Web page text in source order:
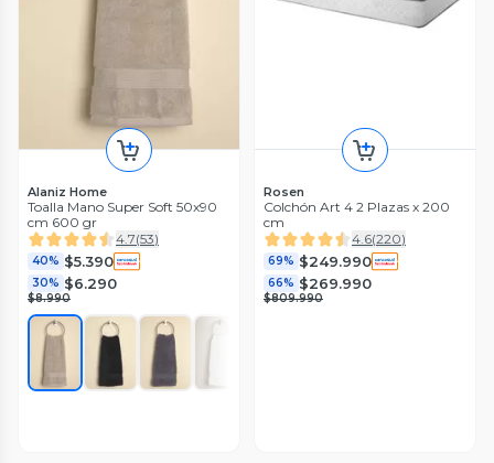
Alaniz Home
Toalla Mano Super Soft 50x90
cm 600 gr
4.7(53)
40% $5.390
30% $6.290
$8.990
Rosen
Colchón Art 4 2 Plazas x 200
cm
4.6(220)
69% $249.990
66% $269.990
$809.990